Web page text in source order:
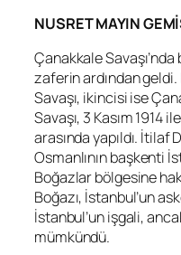
NUSRET MAYIN
Çanakkale
zaferin ardından
Savaşı, ikincisi ise
Savaşı, 3 Kasım 1914
arasında yapıldı.
Osmanlının başkenti
Boğazlar bölgesine
Boğazı, İstanbul’un
İstanbul’un işgali,
mümkündü.